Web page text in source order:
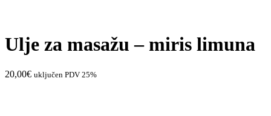
Ulje za masažu – miris limuna
20,00€ uključen PDV 25%